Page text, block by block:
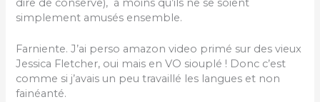
dire de conserve), à moins qu’ils ne se soient
simplement amusés ensemble.
Farniente. J’ai perso amazon video primé sur des vieux
Jessica Fletcher, oui mais en VO siouplé ! Donc c’est
comme si j’avais un peu travaillé les langues et non
fainéanté.